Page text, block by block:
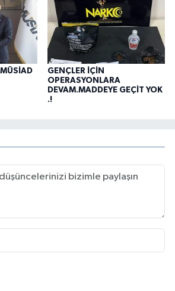
GENÇLER İÇİN
OPERASYONLARA
DEVAM.MADDEYE GEÇİT YOK
.!